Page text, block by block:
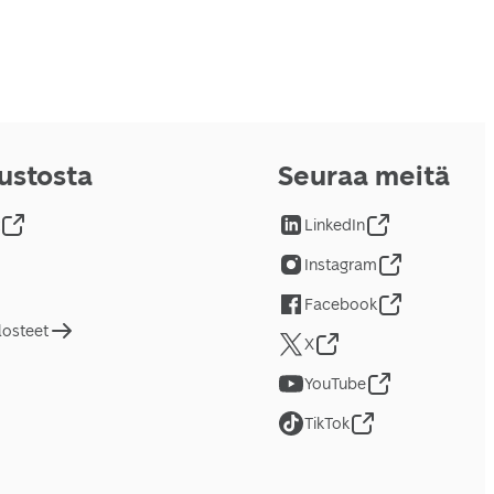
Seuraa meitä
LinkedIn
Instagram
Facebook
X
YouTube
TikTok